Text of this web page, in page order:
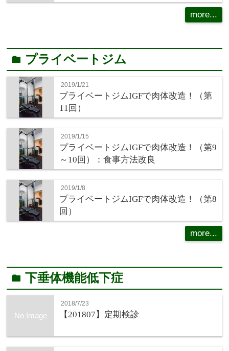
more...
folder プライベートジム
2019/1/21
プライベートジムIGFで肉体改造！（第
11回）
2019/1/15
プライベートジムIGFで肉体改造！（第9
～10回）：食事方法改良
2019/1/8
プライベートジムIGFで肉体改造！（第8
回）
more...
folder 下垂体機能低下症
No Image
2018/7/23
【201807】定期検診